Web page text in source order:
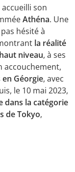
accueilli son
Athéna. Une
hésité à
la réalité
niveau, à ses
accouchement,
Géorgie, avec
le 10 mai 2023,
dans la catégorie
de Tokyo,